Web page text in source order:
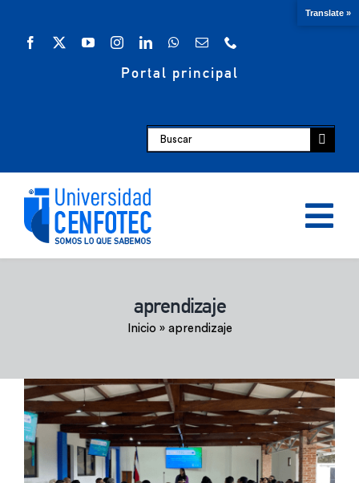
Portal principal
Buscar:
Admisión y Registro
Bienestar Estudiantil
aprendizaje
Inicio » aprendizaje
Translate »